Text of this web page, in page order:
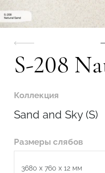
S-208
Коллекция
Sand and Sky (S)
Размеры слябов
3680 x 760 x 12 мм